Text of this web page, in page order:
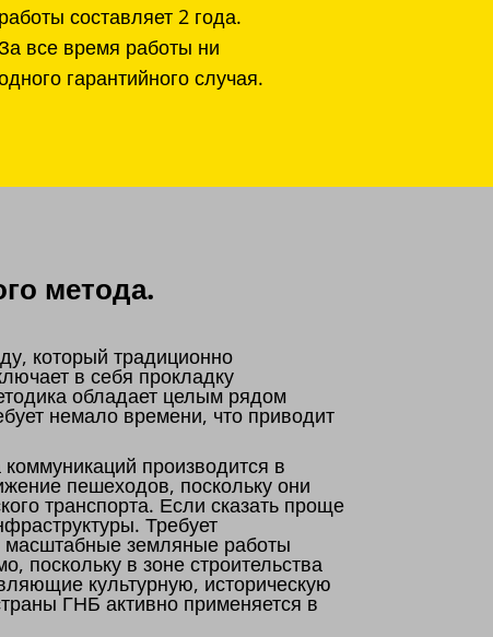
работы составляет 2 года.
все время работы ни
гарантийного случая.
метода.
который традиционно
в себя прокладку
обладает целым рядом
немало времени, что приводит
производится в
пешеходов, поскольку они
транспорта. Если сказать проще
Требует
масштабные земляные работы
поскольку в зоне строительства
культурную, историческую
ГНБ активно применяется в